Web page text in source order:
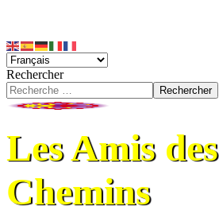
Rechercher
Rechercher
Les Amis des
Chemins